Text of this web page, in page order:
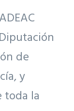
de
y
toda la